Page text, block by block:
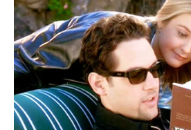
FNARAS convoca
promulgação da PEC
Nacional.
DESTAQUES DO MÊS